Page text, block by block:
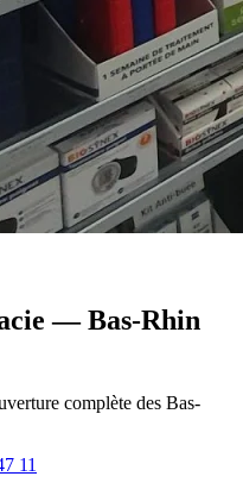
— Bas-Rhin
complète des Bas-
11